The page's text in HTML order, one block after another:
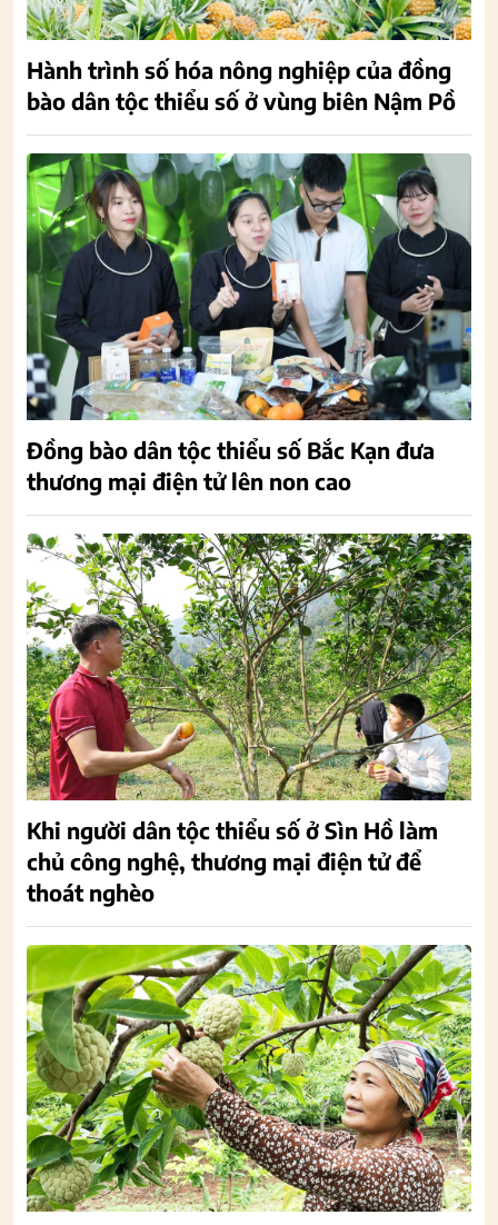
Hành trình số hóa nông nghiệp của đồng
bào dân tộc thiểu số ở vùng biên Nậm Pồ
Đồng bào dân tộc thiểu số Bắc Kạn đưa
thương mại điện tử lên non cao
Khi người dân tộc thiểu số ở Sìn Hồ làm
chủ công nghệ, thương mại điện tử để
thoát nghèo